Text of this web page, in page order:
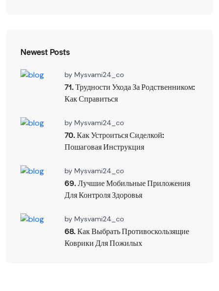
Newest Posts
by Mysvami24_co
71. Трудности Ухода За Родственником:
Как Справиться
by Mysvami24_co
70. Как Устроиться Сиделкой:
Пошаговая Инструкция
by Mysvami24_co
69. Лучшие Мобильные Приложения
Для Контроля Здоровья
by Mysvami24_co
68. Как Выбрать Противоскользящие
Коврики Для Пожилых